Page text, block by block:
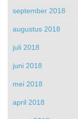
september 2018
augustus 2018
juli 2018
juni 2018
mei 2018
april 2018